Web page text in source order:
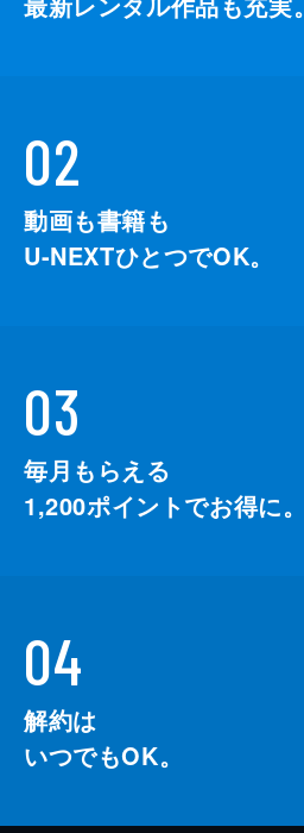
02
動画も書籍も
U-NEXTひとつでOK。
03
毎月もらえる
1,200ポイントでお得に。
04
解約は
いつでもOK。